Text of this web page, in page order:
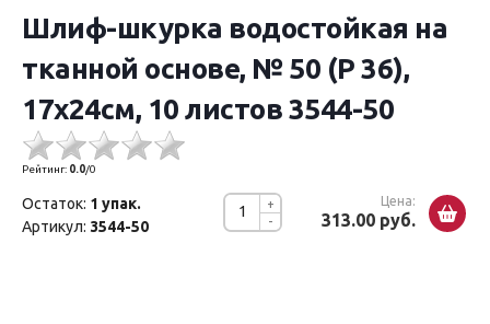
Шлиф-шкурка водостойкая на
тканной основе, № 50 (Р 36),
17х24см, 10 листов 3544-50
Рейтинг: 0.0/0
-
+ Цена:
313.00 руб.
Остаток: 1 упак.
Артикул: 3544-50